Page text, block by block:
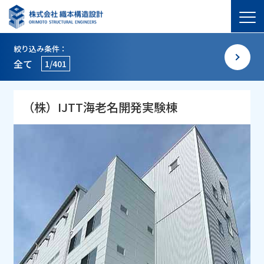
絞り込み条件：
全て 1/401
（株）IJTT海老名開発実験棟